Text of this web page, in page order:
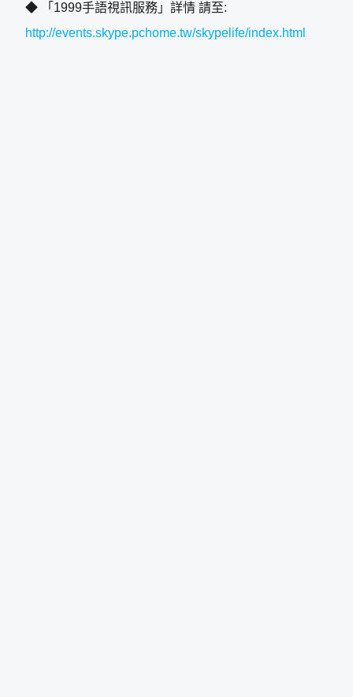
◆ 「1999手語視訊服務」詳情 請至:
http://events.skype.pchome.tw/skypelife/index.html